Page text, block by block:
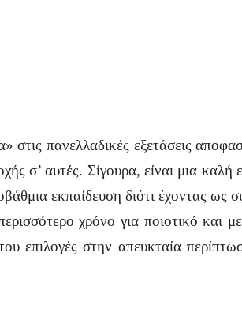
στις πανελλαδικές εξετάσεις
σ’ αυτές. Σίγουρα, είναι μια καλή
εκπαίδευση διότι έχοντας ως
χρόνο για ποιοτικό και
επιλογές στην απευκταία